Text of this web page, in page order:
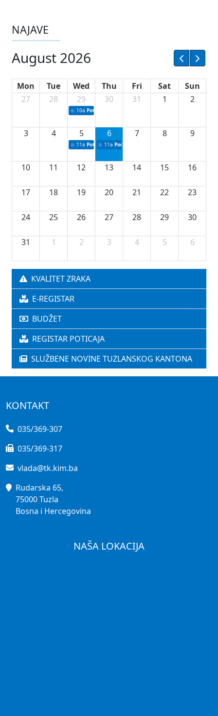
NAJAVE
August 2026
Mon Tue Wed Thu Fri Sat
Sun
27
28 29
10a Potpisivanje ugovora sa neprofitnim
30 31 1 2
3 4 5
11a Potpisivanje ugovora o stipendijama za
6
11a Podrška razvoju vodne infrastrukture u
7 8 9
10 11 12 13 14 15 16
17 18 19 20 21 22 23
24 25 26 27 28 29 30
31 1 2 3 4 5 6
KVALITET ZRAKA
E-REGISTAR
BUDŽET
REGISTAR POTICAJA
SLUŽBENE NOVINE TUZLANSKOG KANTONA
KONTAKT
035/369-307
035/369-317
vlada@tk.kim.ba
Rudarska 65,
75000 Tuzla
Bosna i Hercegovina
NAŠA LOKACIJA